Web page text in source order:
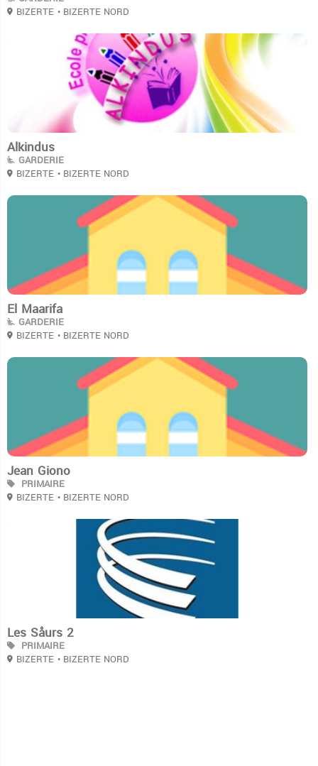
BIZERTE • BIZERTE NORD
Alkindus
GARDERIE
BIZERTE • BIZERTE NORD
El Maarifa
GARDERIE
BIZERTE • BIZERTE NORD
Jean Giono
PRIMAIRE
BIZERTE • BIZERTE NORD
Les Såurs 2
PRIMAIRE
BIZERTE • BIZERTE NORD